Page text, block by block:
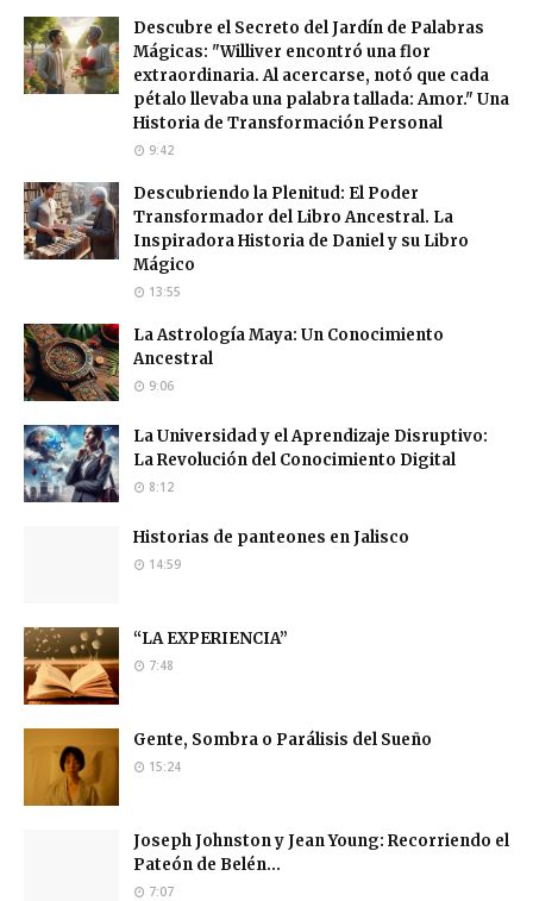
Descubre el Secreto del Jardín de Palabras
Mágicas: "Williver encontró una flor
extraordinaria. Al acercarse, notó que cada
pétalo llevaba una palabra tallada: Amor." Una
Historia de Transformación Personal
9:42
Descubriendo la Plenitud: El Poder
Transformador del Libro Ancestral. La
Inspiradora Historia de Daniel y su Libro
Mágico
13:55
La Astrología Maya: Un Conocimiento
Ancestral
9:06
La Universidad y el Aprendizaje Disruptivo:
La Revolución del Conocimiento Digital
8:12
Historias de panteones en Jalisco
14:59
“LA EXPERIENCIA”
7:48
Gente, Sombra o Parálisis del Sueño
15:24
Joseph Johnston y Jean Young: Recorriendo el
Pateón de Belén...
7:07